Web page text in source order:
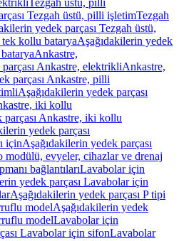
Tezgah üstü, pilli
Tezgah üstü, pilli işletimTezgah
yedek parçası Tezgah üstü,
kollu bataryaAşağıdakilerin yedek
Ankastre,
Ankastre, elektrikliAnkastre,
parçası Ankastre, pilli
Aşağıdakilerin yedek parçası
iki kollu
parçası Ankastre, iki kollu
yedek parçası
içinAşağıdakilerin yedek parçası
modülü, evyeler, cihazlar ve drenaj
bağlantılarıLavabolar için
yedek parçası Lavabolar için
Aşağıdakilerin yedek parçası P tipi
modelAşağıdakilerin yedek
modelLavabolar için
Lavabolar için sifonLavabolar